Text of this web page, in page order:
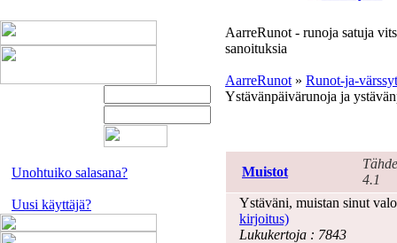
Unohtuiko salasana?
Uusi käyttäjä?
AarreRunot - runoja satuja
sanoituksia
AarreRunot » Runot-ja-värssyt
Ystävänpäivärunoja ja
Muistot
4.1
Ystäväni, muistan sinut
kirjoitus)
Lukukertoja : 7843